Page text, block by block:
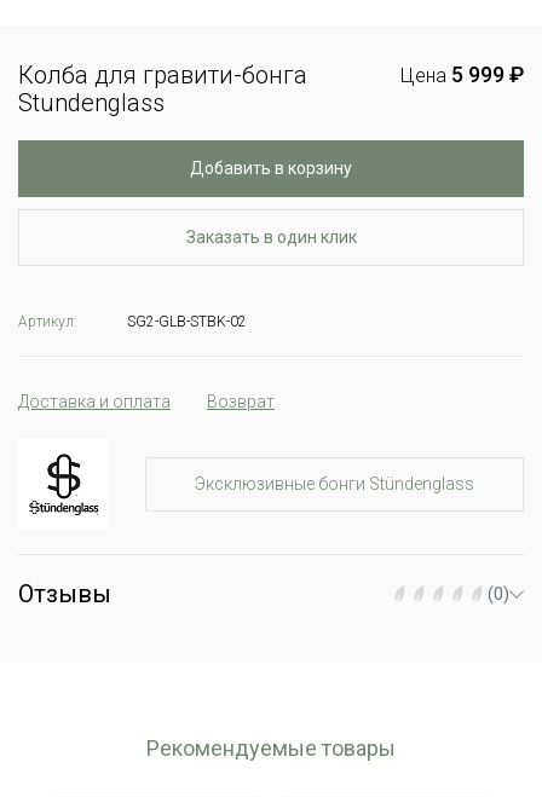
Колба для гравити-бонга
Stundenglass
Цена 5 999 ₽
Добавить в корзину
Заказать в один клик
Артикул: SG2-GLB-STBK-02
Доставка и оплата Возврат
Эксклюзивные бонги Stündenglass
Отзывы (0)
Рекомендуемые товары